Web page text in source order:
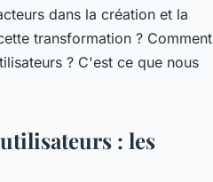
dans la création et la
transformation ? Comment
? C'est ce que nous
: les